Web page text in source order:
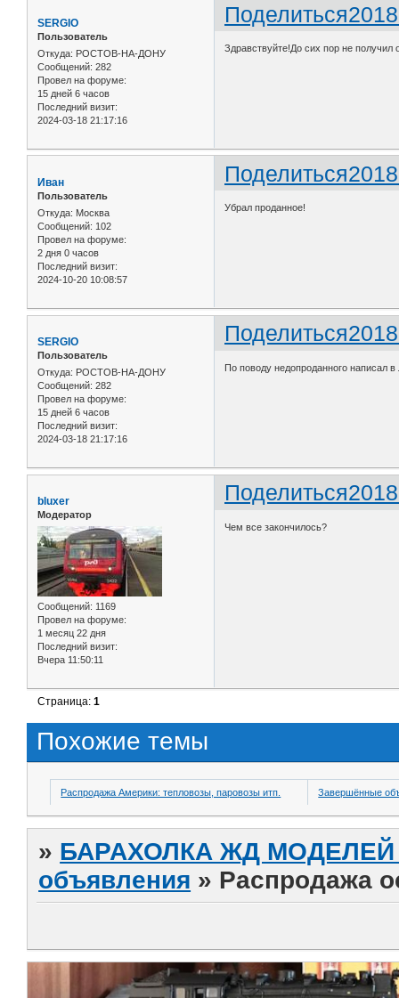
Поделиться
SERGIO
Пользователь
Откуда: РОСТОВ-НА-ДОНУ
Сообщений: 282
Провел на форуме:
15 дней 6 часов
Последний визит:
2024-03-18 21:17:16
Здравствуйте!До сих пор не
Поделиться
Иван
Пользователь
Откуда: Москва
Сообщений: 102
Провел на форуме:
2 дня 0 часов
Последний визит:
2024-10-20 10:08:57
Убрал проданное!
Поделиться
SERGIO
Пользователь
Откуда: РОСТОВ-НА-ДОНУ
Сообщений: 282
Провел на форуме:
15 дней 6 часов
Последний визит:
2024-03-18 21:17:16
По поводу недопроданного
Поделиться
bluxer
Модератор
Сообщений: 1169
Провел на форуме:
1 месяц 22 дня
Последний визит:
Вчера 11:50:11
Чем все закончилось?
Страница:1
Похожие темы
Распродажа Америки: тепловозы, паровозы итп. Завершённые
» БАРАХОЛКА ЖД МОДЕЛЕЙ
объявления » Распродажа